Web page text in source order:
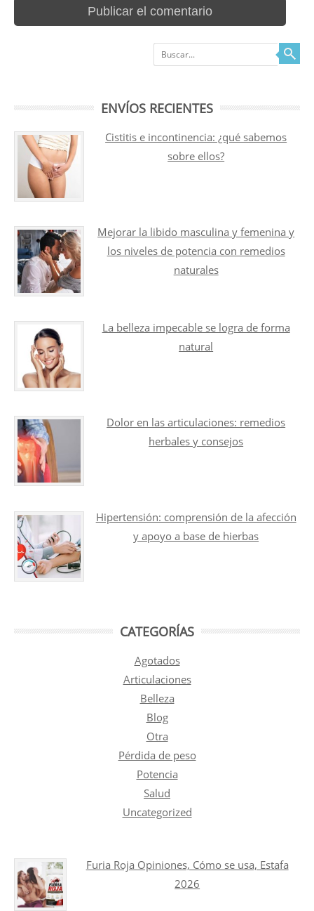
Buscar
ENVÍOS RECIENTES
Cistitis e incontinencia: ¿qué sabemos
sobre ellos?
Mejorar la libido masculina y femenina y
los niveles de potencia con remedios
naturales
La belleza impecable se logra de forma
natural
Dolor en las articulaciones: remedios
herbales y consejos
Hipertensión: comprensión de la afección
y apoyo a base de hierbas
CATEGORÍAS
Agotados
Articulaciones
Belleza
Blog
Otra
Pérdida de peso
Potencia
Salud
Uncategorized
Furia Roja Opiniones, Cómo se usa, Estafa
2026